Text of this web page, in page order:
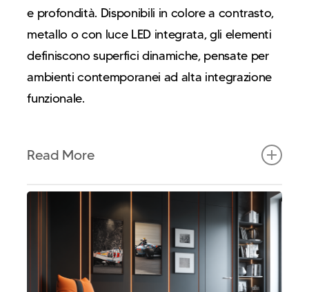
e profondità. Disponibili in colore a contrasto,
metallo o con luce LED integrata, gli elementi
definiscono superfici dinamiche, pensate per
ambienti contemporanei ad alta integrazione
funzionale.
Read More
La collezione The Racer nasce dalla volontà di
superare il concetto tradizionale di
rivestimento murale, trasformandolo in un
sistema flessibile capace di integrare
architettura, arredo e tecnologia. Le fasce